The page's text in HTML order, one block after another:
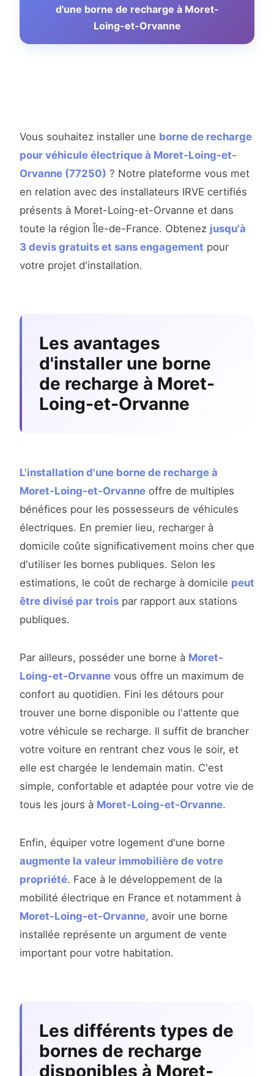
d'une borne de recharge à Moret-
Loing-et-Orvanne
Vous souhaitez installer une borne de recharge
pour véhicule électrique à Moret-Loing-et-
Orvanne (77250) ? Notre plateforme vous met
en relation avec des installateurs IRVE certifiés
présents à Moret-Loing-et-Orvanne et dans
toute la région Île-de-France. Obtenez jusqu'à
3 devis gratuits et sans engagement pour
votre projet d'installation.
Les avantages
d'installer une borne
de recharge à Moret-
Loing-et-Orvanne
L'installation d'une borne de recharge à
Moret-Loing-et-Orvanne offre de multiples
bénéfices pour les possesseurs de véhicules
électriques. En premier lieu, recharger à
domicile coûte significativement moins cher que
d'utiliser les bornes publiques. Selon les
estimations, le coût de recharge à domicile peut
être divisé par trois par rapport aux stations
publiques.
Par ailleurs, posséder une borne à Moret-
Loing-et-Orvanne vous offre un maximum de
confort au quotidien. Fini les détours pour
trouver une borne disponible ou l'attente que
votre véhicule se recharge. Il suffit de brancher
votre voiture en rentrant chez vous le soir, et
elle est chargée le lendemain matin. C'est
simple, confortable et adaptée pour votre vie de
tous les jours à Moret-Loing-et-Orvanne.
Enfin, équiper votre logement d'une borne
augmente la valeur immobilière de votre
propriété. Face à le développement de la
mobilité électrique en France et notamment à
Moret-Loing-et-Orvanne, avoir une borne
installée représente un argument de vente
important pour votre habitation.
Les différents types de
bornes de recharge
disponibles à Moret-